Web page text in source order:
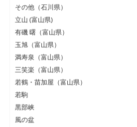
その他（石川県）
立山 (富山県)
有磯 曙（富山県）
玉旭（富山県）
満寿泉（富山県）
三笑楽（富山県）
若鶴・苗加屋（富山県）
若駒
黒部峡
風の盆